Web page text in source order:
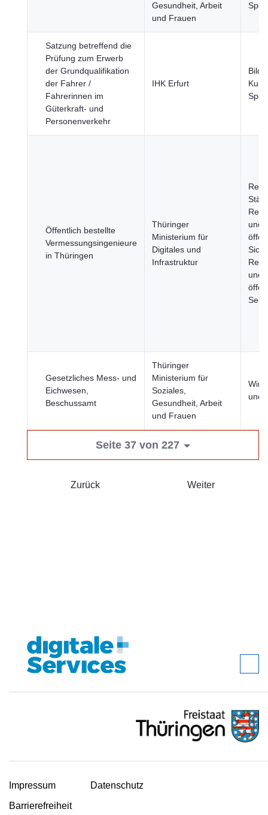
Gesundheit, Arbeit
und Frauen
Sport
Satzung betreffend die
Prüfung zum Erwerb
der Grundqualifikation
der Fahrer /
Fahrerinnen im
Güterkraft- und
Personenverkehr
IHK Erfurt
Sport
Öffentlich bestellte
Vermessungsingenieure
in Thüringen
Thüringer
Ministerium für
Digitales und
Infrastruktur
und
und
Gesetzliches Mess- und
Eichwesen,
Beschussamt
Thüringer
Ministerium für
Soziales,
Gesundheit, Arbeit
und Frauen
und
Seite 37 von 227
Zurück Weiter
Impressum
Datenschutz
Barrierefreiheit